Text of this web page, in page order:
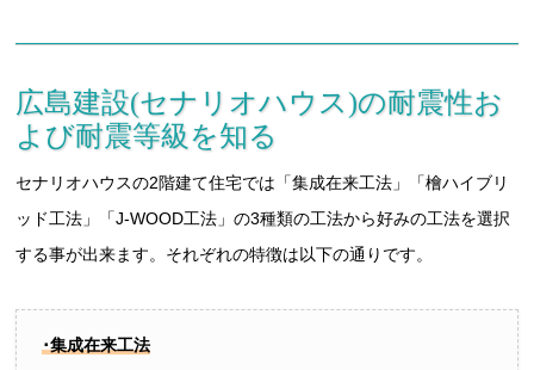
広島建設(セナリオハウス)の耐震性お
よび耐震等級を知る
セナリオハウスの2階建て住宅では「集成在来工法」「檜ハイブリ
ッド工法」「J-WOOD工法」の3種類の工法から好みの工法を選択
する事が出来ます。それぞれの特徴は以下の通りです。
･集成在来工法